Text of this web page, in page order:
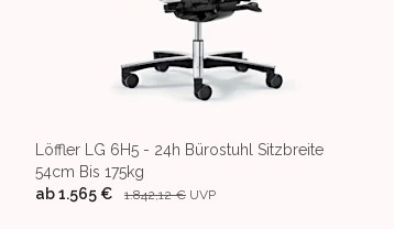
Löffler LG 6H5 - 24h Bürostuhl Sitzbreite
54cm Bis 175kg
ab1.565 € 1.842,12 € UVP